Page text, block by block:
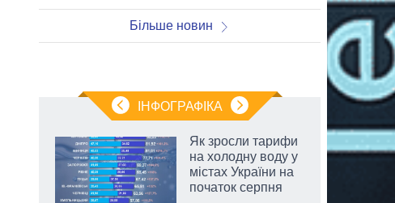
Більше новин
ІНФОГРАФІКА
Як зросли тарифи
на холодну воду у
містах України на
початок серпня